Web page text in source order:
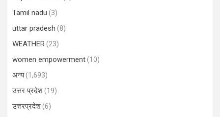
Tamil nadu (3)
uttar pradesh (8)
WEATHER(23)
women empowerment(10)
अन्य(1,693)
उत्तर प्रदेश(19)
उत्तरप्रदेश(6)